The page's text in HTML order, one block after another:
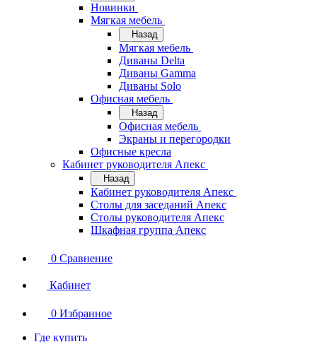
Новинки
Мягкая мебель
Назад
Мягкая мебель
Диваны Delta
Диваны Gamma
Диваны Solo
Офисная мебель
Назад
Офисная мебель
Экраны и перегородки
Офисные кресла
Кабинет руководителя Апекс
Назад
Кабинет руководителя Апекс
Столы для заседаний Апекс
Столы руководителя Апекс
Шкафная группа Апекс
0 Сравнение
Кабинет
0 Избранное
Где купить